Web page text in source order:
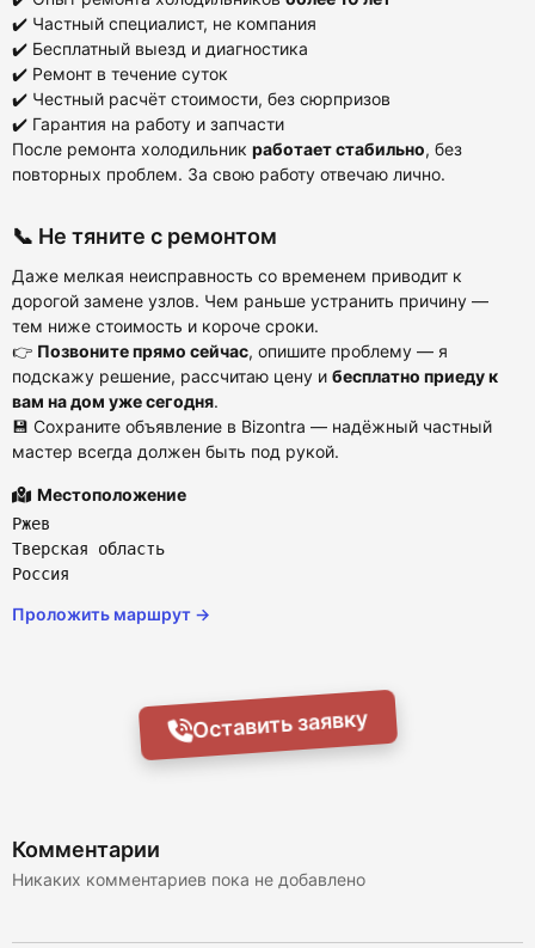
✔️ Частный специалист, не компания
✔️ Бесплатный выезд и диагностика
✔️ Ремонт в течение суток
✔️ Честный расчёт стоимости, без сюрпризов
✔️ Гарантия на работу и запчасти
После ремонта холодильник работает стабильно, без
повторных проблем. За свою работу отвечаю лично.
📞 Не тяните с ремонтом
Даже мелкая неисправность со временем приводит к
дорогой замене узлов. Чем раньше устранить причину —
тем ниже стоимость и короче сроки.
👉 Позвоните прямо сейчас, опишите проблему — я
подскажу решение, рассчитаю цену и бесплатно приеду к
вам на дом уже сегодня.
💾 Сохраните объявление в Bizontra — надёжный частный
мастер всегда должен быть под рукой.
Местоположение
Ржев
Тверская область
Россия
Проложить маршрут →
Оставить заявку
Комментарии
Никаких комментариев пока не добавлено